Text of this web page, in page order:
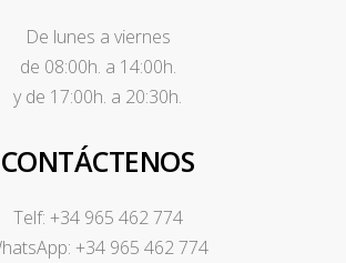
De lunes a viernes
de 08:00h. a 14:00h.
y de 17:00h. a 20:30h.
CONTÁCTENOS
Telf: +34 965 462 774
+34 965 462 774